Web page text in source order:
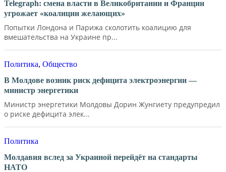
Telegraph: смена власти в Великобритании и Франции
угрожает «коалиции желающих»
Попытки Лондона и Парижа сколотить коалицию для
вмешательства на Украине пр...
Политика, Общество
В Молдове возник риск дефицита электроэнергии —
министр энергетики
Министр энергетики Молдовы Дорин Жунгиету предупредил
о риске дефицита элек...
Политика
Молдавия вслед за Украиной перейдёт на стандарты
НАТО